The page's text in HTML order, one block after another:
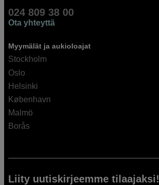
024 809 38 00
Ota yhteyttä
Myymälät ja aukioloajat
Stockholm
Oslo
Helsinki
København
Malmö
Borås
Liity uutiskirjeemme tilaajaksi!